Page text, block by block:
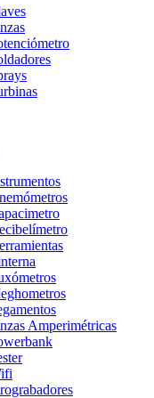
Amperimétricas